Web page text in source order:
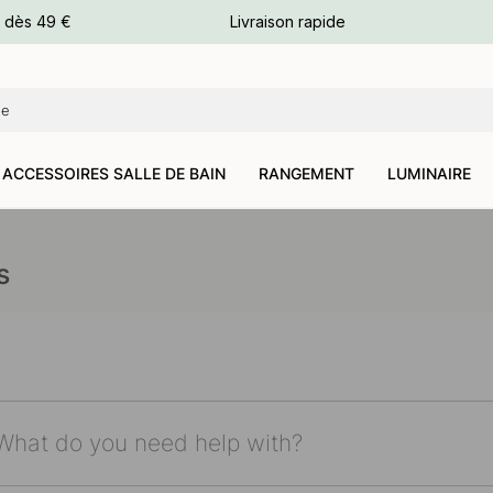
dès 49 € Livraison rapide
ACCESSOIRES SALLE DE BAIN RANGEMENT LUMINAIRE